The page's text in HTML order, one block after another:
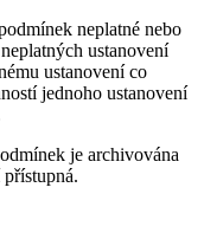
neplatné nebo
ustanovení
ustanovení co
jednoho ustanovení
je archivována